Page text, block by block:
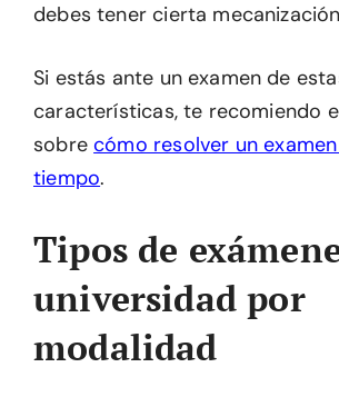
debes tener cierta
Si estás ante un examen de
características, te recomiendo
sobrecómo resolver un
tiempo.
Tipos de
universidad por
modalidad